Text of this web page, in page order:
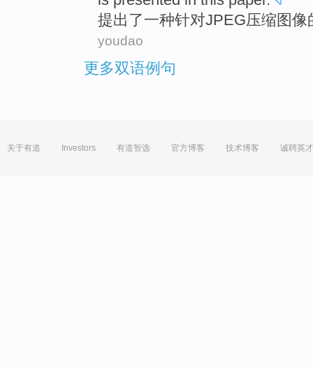
提出 了一种针对JPEG压缩图像
youdao
更多双语例句
关于有道 Investors 有道智选 官方博客 技术博客 诚聘英才